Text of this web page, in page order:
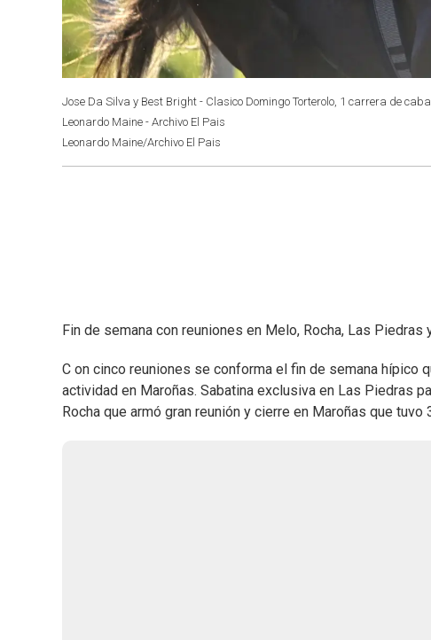
Jose Da Silva y Best Bright - Clasico Domingo Torterolo, 1 carrera de
Leonardo Maine - Archivo El Pais
Leonardo Maine/Archivo El Pais
Fin de semana con reuniones en Melo, Rocha, Las Piedras
C on cinco reuniones se conforma el fin de semana
actividad en Maroñas. Sabatina exclusiva en Las Piedras
Rocha que armó gran reunión y cierre en Maroñas que